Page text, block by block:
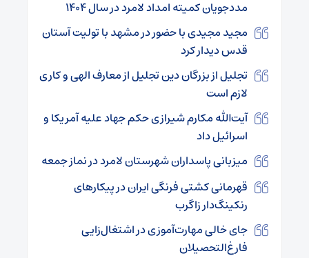
مددجویان کمیته امداد لامرد در سال ۱۴۰۴
مجید مجیدی با حضور در مشهد با تولیت آستان
قدس دیدار کرد
تجلیل از بزرگان دین تجلیل از معارف الهی و کاری
لازم است
آیت‌الله مکارم شیرازی حکم جهاد علیه آمریکا و
اسرائیل داد
میزبانی پاسداران شهرستان لامرد در نماز جمعه
قهرمانی کشتی فرنگی ایران در پیکارهای
رنکینگ‌دار زاگرب
جای خالی مهارت‌آموزی در اشتغال‌زایی
فارغ‌التحصیلان